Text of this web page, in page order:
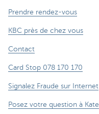
Prendre rendez-vous
KBC près de chez vous
Contact
Card Stop 078 170 170
Signalez Fraude sur Internet
Posez votre question à Kate